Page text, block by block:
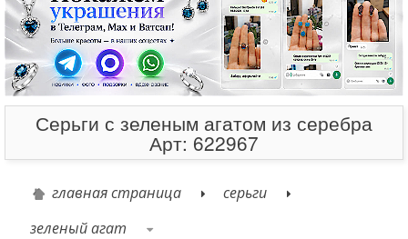
Серьги с зеленым агатом из серебра
Арт: 622967
главная страница
серьги
зеленый агат